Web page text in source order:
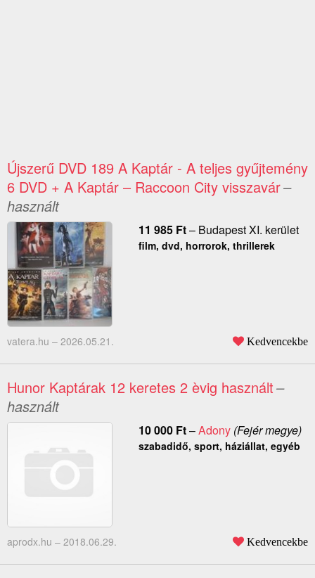
Újszerű DVD 189 A Kaptár - A teljes gyűjtemény
6 DVD + A Kaptár – Raccoon City visszavár–
használt
11 985 Ft– Budapest XI. kerület
film, dvd, horrorok, thrillerek
vatera.hu – 2026.05.21. Kedvencekbe
Hunor Kaptárak 12 keretes 2 èvig használt–
használt
10 000 Ft–Adony(Fejér megye)
szabadidő, sport, háziállat, egyéb
aprodx.hu – 2018.06.29. Kedvencekbe